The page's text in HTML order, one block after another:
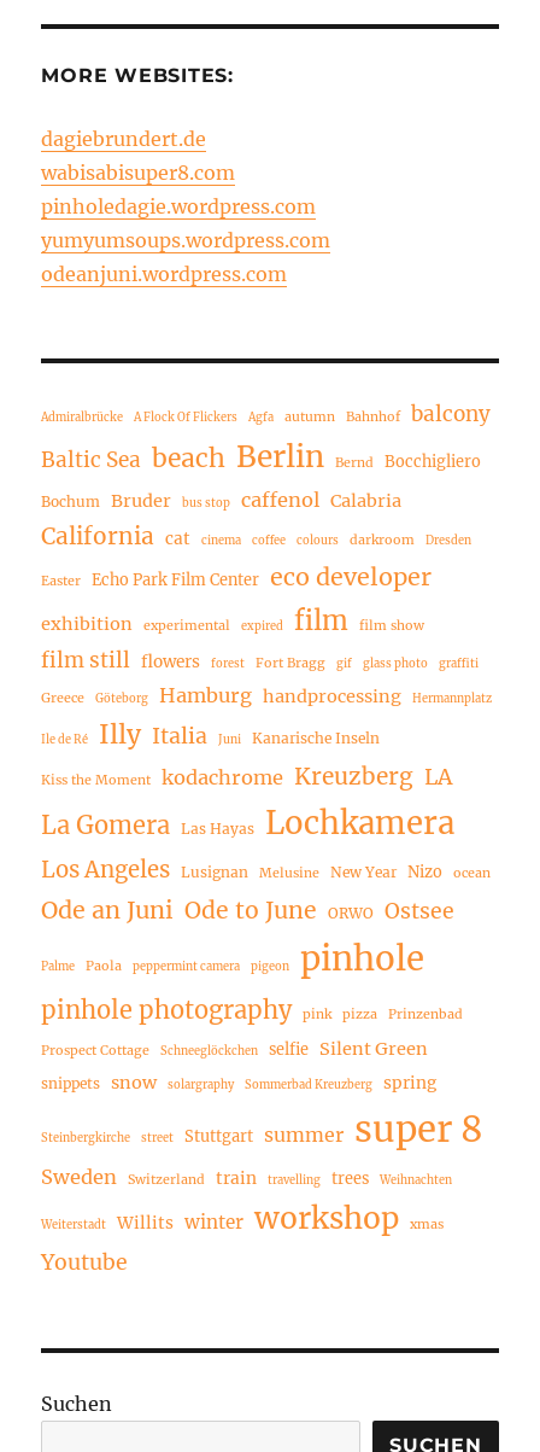
MORE WEBSITES:
dagiebrundert.de
wabisabisuper8.com
pinholedagie.wordpress.com
yumyumsoups.wordpress.com
odeanjuni.wordpress.com
Admiralbrücke A Flock Of Flickers Agfa autumn Bahnhof
balcony
Baltic Sea beach Berlin Bernd Bocchigliero
Bochum Bruder bus stop caffenol Calabria
California cat cinema coffee colours darkroom Dresden
Easter Echo Park Film Center eco developer
exhibition experimental expired film film show
film still flowers forest Fort Bragg gif glass photo graffiti
Greece Göteborg Hamburg handprocessing Hermannplatz
Ile de Ré Illy Italia Juni Kanarische Inseln
Kiss the Moment kodachrome Kreuzberg LA
La Gomera Las Hayas Lochkamera
Los Angeles Lusignan Melusine New Year Nizo ocean
Ode an Juni Ode to June ORWO Ostsee
Palme Paola peppermint camera pigeon pinhole
pinhole photography pink pizza Prinzenbad
Prospect Cottage Schneeglöckchen selfie Silent Green
snippets snow solargraphy Sommerbad Kreuzberg spring
Steinbergkirche street Stuttgart summer super 8
Sweden Switzerland train travelling trees Weihnachten
Weiterstadt Willits winter workshop xmas
Youtube
Suchen
SUCHEN